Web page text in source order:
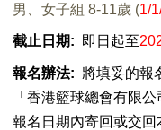
男、女子組 8-11歲 (1/
截止 日期: 即日起至
報名辦法: 將填妥的報
「香港籃球總會有限
報名日期內寄回或交回